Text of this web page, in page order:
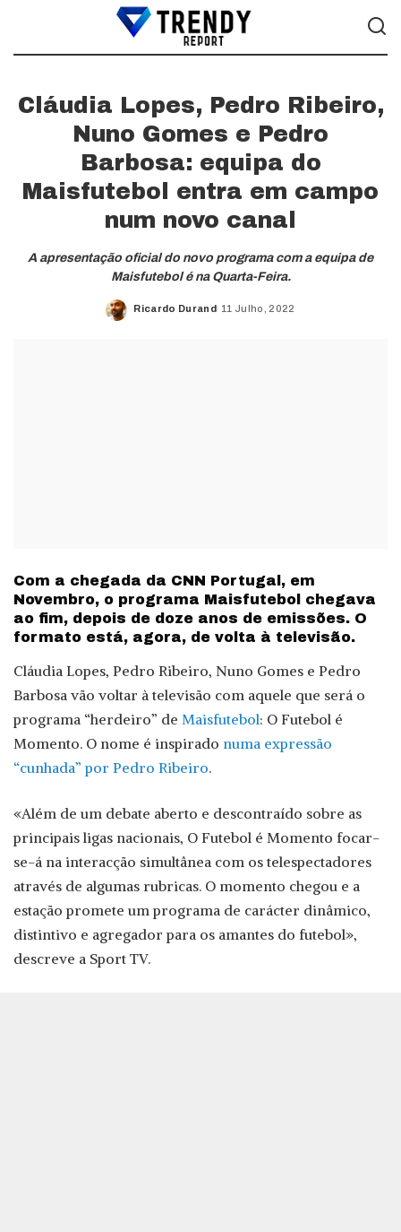
Cláudia Lopes, Pedro Ribeiro,
Nuno Gomes e Pedro
Barbosa: equipa do
Maisfutebol entra em campo
num novo canal
A apresentação oficial do novo programa com a equipa de
Maisfutebol é na Quarta-Feira.
Posted
Ricardo Durand 11 Julho, 2022
Com a chegada da CNN Portugal, em
Novembro, o programa Maisfutebol chegava
ao fim, depois de doze anos de emissões. O
formato está, agora, de volta à televisão.
Cláudia Lopes, Pedro Ribeiro, Nuno Gomes e Pedro
Barbosa vão voltar à televisão com aquele que será o
programa “herdeiro” de Maisfutebol: O Futebol é
Momento. O nome é inspirado numa expressão
“cunhada” por Pedro Ribeiro.
«Além de um debate aberto e descontraído sobre as
principais ligas nacionais, O Futebol é Momento focar-
se-á na interacção simultânea com os telespectadores
através de algumas rubricas. O momento chegou e a
estação promete um programa de carácter dinâmico,
distintivo e agregador para os amantes do futebol»,
descreve a Sport TV.